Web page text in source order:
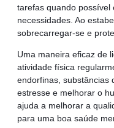
tarefas quando possível
necessidades. Ao
sobrecarregar-se e
Uma maneira eficaz de
atividade física
endorfinas, substâncias
estresse e melhorar o
ajuda a melhorar a
para uma boa saúde